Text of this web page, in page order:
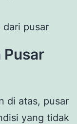
pusar
Pusar
di atas, pusar
yang tidak